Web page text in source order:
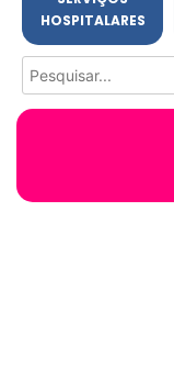
HOSPITALARES